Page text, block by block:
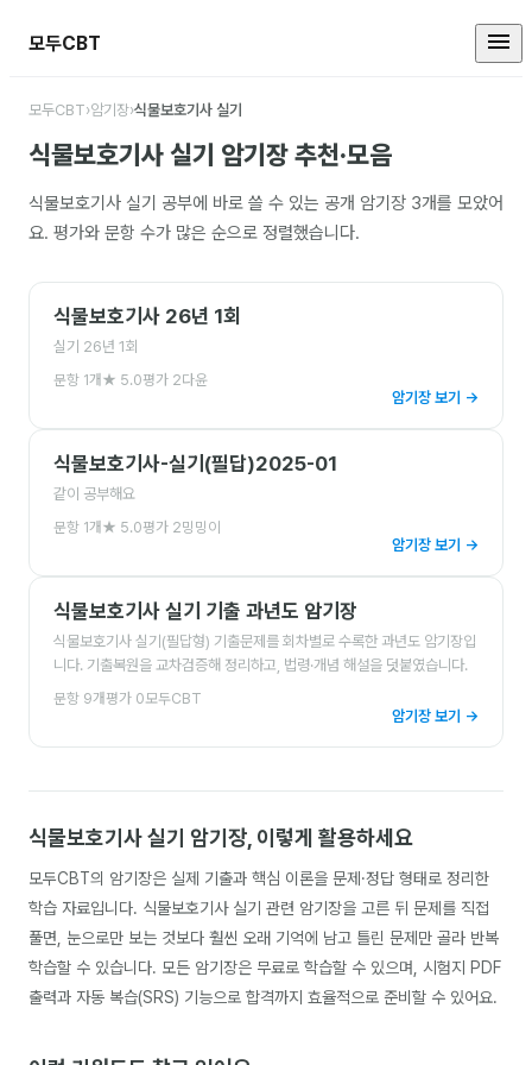
모두CBT
식물보호기사 실기 암기장 모음
모두CBT›암기장›식물보호기사 실기
식물보호기사 실기 암기장 추천·모음
식물보호기사 실기 공부에 바로 쓸 수 있는 공개 암기장 3개를 모았어
요. 평가와 문항 수가 많은 순으로 정렬했습니다.
식물보호기사 26년 1회
실기 26년 1회
문항 1개 ★ 5.0평가 2다윤
암기장 보기 →
식물보호기사-실기(필답)2025-01
같이 공부해요
문항 1개 ★ 5.0평가 2밍밍이
암기장 보기 →
식물보호기사 실기 기출 과년도 암기장
식물보호기사 실기(필답형) 기출문제를 회차별로 수록한 과년도 암기장입
니다. 기출복원을 교차검증해 정리하고, 법령·개념 해설을 덧붙였습니다.
문항 9개 평가 0모두CBT
암기장 보기 →
식물보호기사 실기 암기장, 이렇게 활용하세요
모두CBT의 암기장은 실제 기출과 핵심 이론을 문제·정답 형태로 정리한
학습 자료입니다. 식물보호기사 실기 관련 암기장을 고른 뒤 문제를 직접
풀면, 눈으로만 보는 것보다 훨씬 오래 기억에 남고 틀린 문제만 골라 반복
학습할 수 있습니다. 모든 암기장은 무료로 학습할 수 있으며, 시험지 PDF
출력과 자동 복습(SRS) 기능으로 합격까지 효율적으로 준비할 수 있어요.